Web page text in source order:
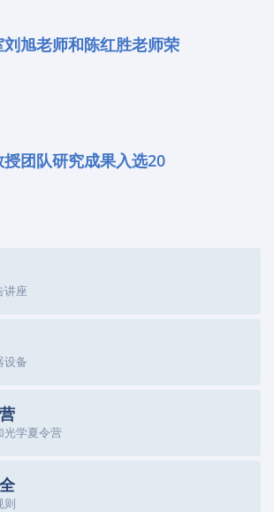
旭老师和陈红胜老师荣
团队研究成果入选20
讲座
设备
光学夏令营
则